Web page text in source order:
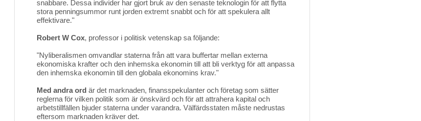
snabbare. Dessa individer har gjort bruk av den senaste teknologin för att flytta
stora penningsummor runt jorden extremt snabbt och för att spekulera allt
effektivare."
Robert W Cox, professor i politisk vetenskap sa följande:
"Nyliberalismen omvandlar staterna från att vara buffertar mellan externa
ekonomiska krafter och den inhemska ekonomin till att bli verktyg för att anpassa
den inhemska ekonomin till den globala ekonomins krav."
Med andra ord är det marknaden, finansspekulanter och företag som sätter
reglerna för vilken politik som är önskvärd och för att attrahera kapital och
arbetstillfällen bjuder staterna under varandra. Välfärdsstaten måste nedrustas
eftersom marknaden kräver det.